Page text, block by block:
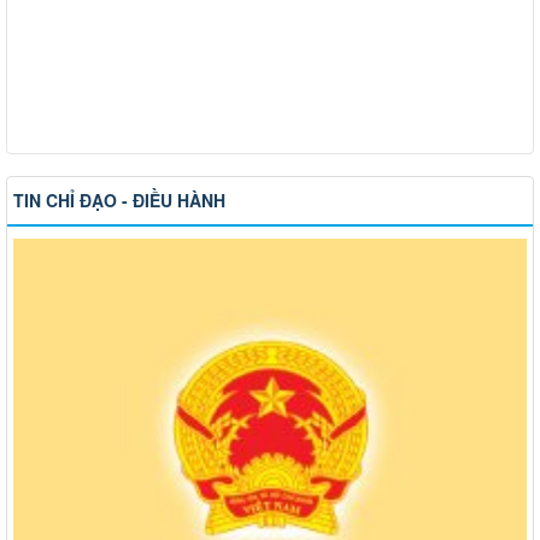
TIN CHỈ ĐẠO - ĐIỀU HÀNH